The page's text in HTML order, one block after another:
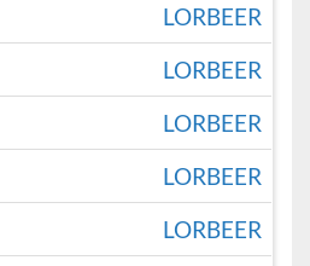
LORBEER
LORBEER
LORBEER
LORBEER
LORBEER